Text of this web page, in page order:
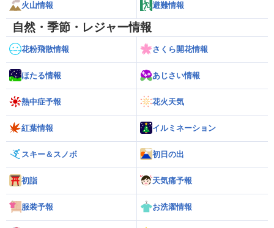
火山情報 避難情報
自然・季節・レジャー情報
花粉飛散情報 さくら開花情報
ほたる情報 あじさい情報
熱中症予報 花火天気
紅葉情報 イルミネーション
スキー＆スノボ 初日の出
初詣 天気痛予報
服装予報 お洗濯情報